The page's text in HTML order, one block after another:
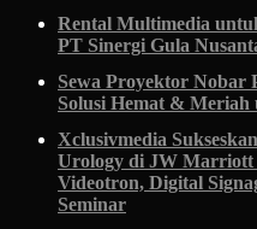
Rental Multimedia
PT Sinergi Gula
Sewa Proyektor Nobar
Solusi Hemat &
Xclusivmedia
Urology di JW Marriott
Videotron, Digital
Seminar